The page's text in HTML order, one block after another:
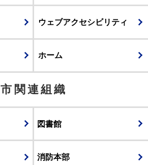
ウェブアクセシビリティ
ホーム
市関連組織
図書館
消防本部